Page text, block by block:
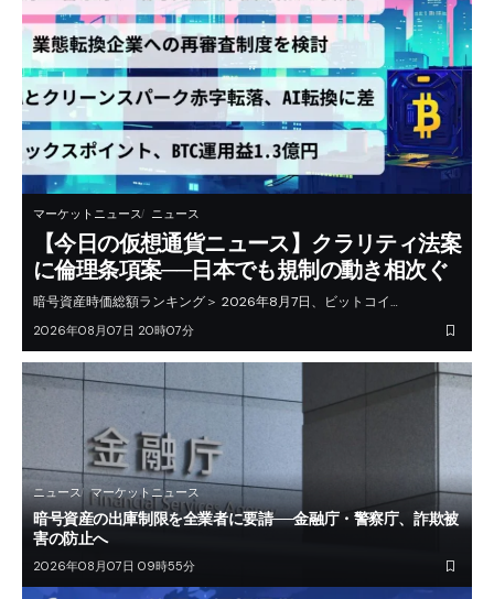
マーケットニュース ニュース
【今日の仮想通貨ニュース】クラリティ法案
に倫理条項案──日本でも規制の動き相次ぐ
暗号資産時価総額ランキング＞ 2026年8月7日、ビットコイ…
2026年08月07日 20時07分
ニュース マーケットニュース
暗号資産の出庫制限を全業者に要請──金融庁・警察庁、詐欺被
害の防止へ
2026年08月07日 09時55分